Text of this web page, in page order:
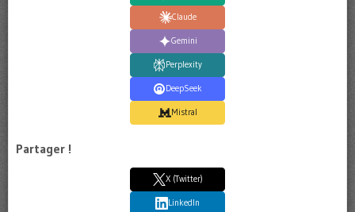
Claude
Gemini
Perplexity
DeepSeek
Mistral
Partager !
X (Twitter)
LinkedIn